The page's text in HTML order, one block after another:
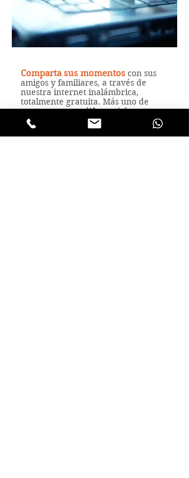
Comparta sus momentos con sus
amigos y familiares, a través de
nuestra internet inalámbrica,
totalmente gratuita. Más uno de
nuestros tantos diferenciales.